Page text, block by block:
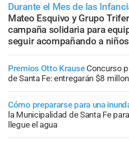
Durante el Mes de las
Mateo Esquivo y Grupo
campaña solidaria para
seguir acompañando a
Premios Otto Krause Concurso
de Santa Fe: entregarán $8
Cómo prepararse para una
la Municipalidad de Santa Fe
llegue el agua